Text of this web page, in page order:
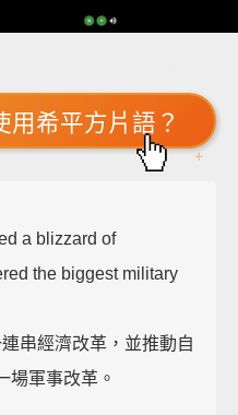
用希平方片語？
a blizzard of
the biggest military
串經濟改革，並推動自
場軍事改革。